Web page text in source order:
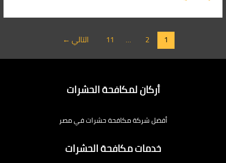
1
2
…
11 التالي ←
أركان لمكافحة الحشرات
أفضل شركة مكافحة حشرات في مصر
خدمات مكافحة الحشرات